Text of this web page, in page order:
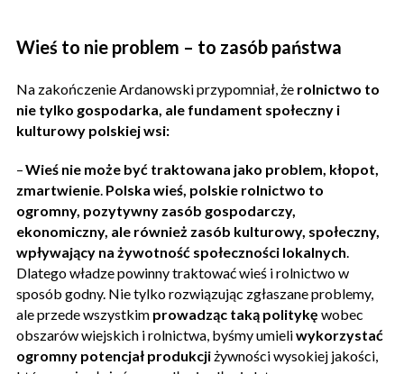
Wieś to nie problem – to zasób państwa
Na zakończenie Ardanowski przypomniał, że rolnictwo to
nie tylko gospodarka, ale fundament społeczny i
kulturowy polskiej wsi:
–Wieś nie może być traktowana jako problem, kłopot,
zmartwienie. Polska wieś, polskie rolnictwo to
ogromny, pozytywny zasób gospodarczy,
ekonomiczny, ale również zasób kulturowy, społeczny,
wpływający na żywotność społeczności lokalnych.
Dlatego władze powinny traktować wieś i rolnictwo w
sposób godny. Nie tylko rozwiązując zgłaszane problemy,
ale przede wszystkim prowadząc taką politykę wobec
obszarów wiejskich i rolnictwa, byśmy umieliwykorzystać
ogromny potencjał produkcjiżywności wysokiej jakości,